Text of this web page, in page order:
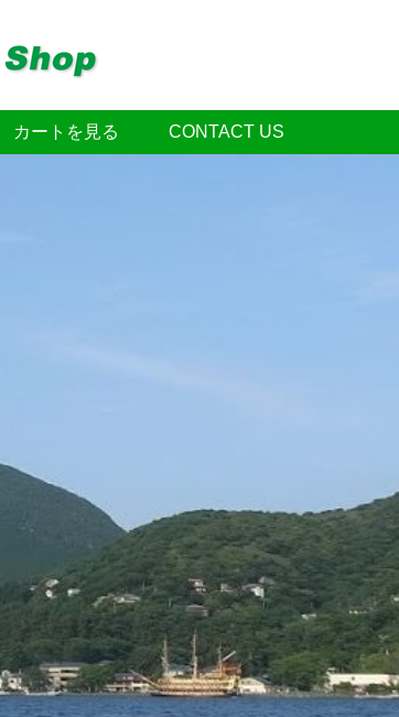
カートを見る CONTACT US